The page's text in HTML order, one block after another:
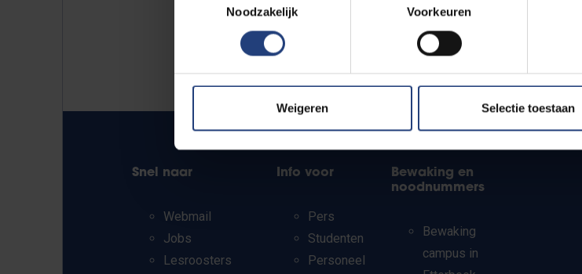
Noodzakelijk
Voorkeuren
Weigeren Selectie toestaan
Snel naar
Webmail
Jobs
Lesroosters
Info voor
Pers
Studenten
Personeel
Bewaking en
noodnummers
Bewaking
campus in